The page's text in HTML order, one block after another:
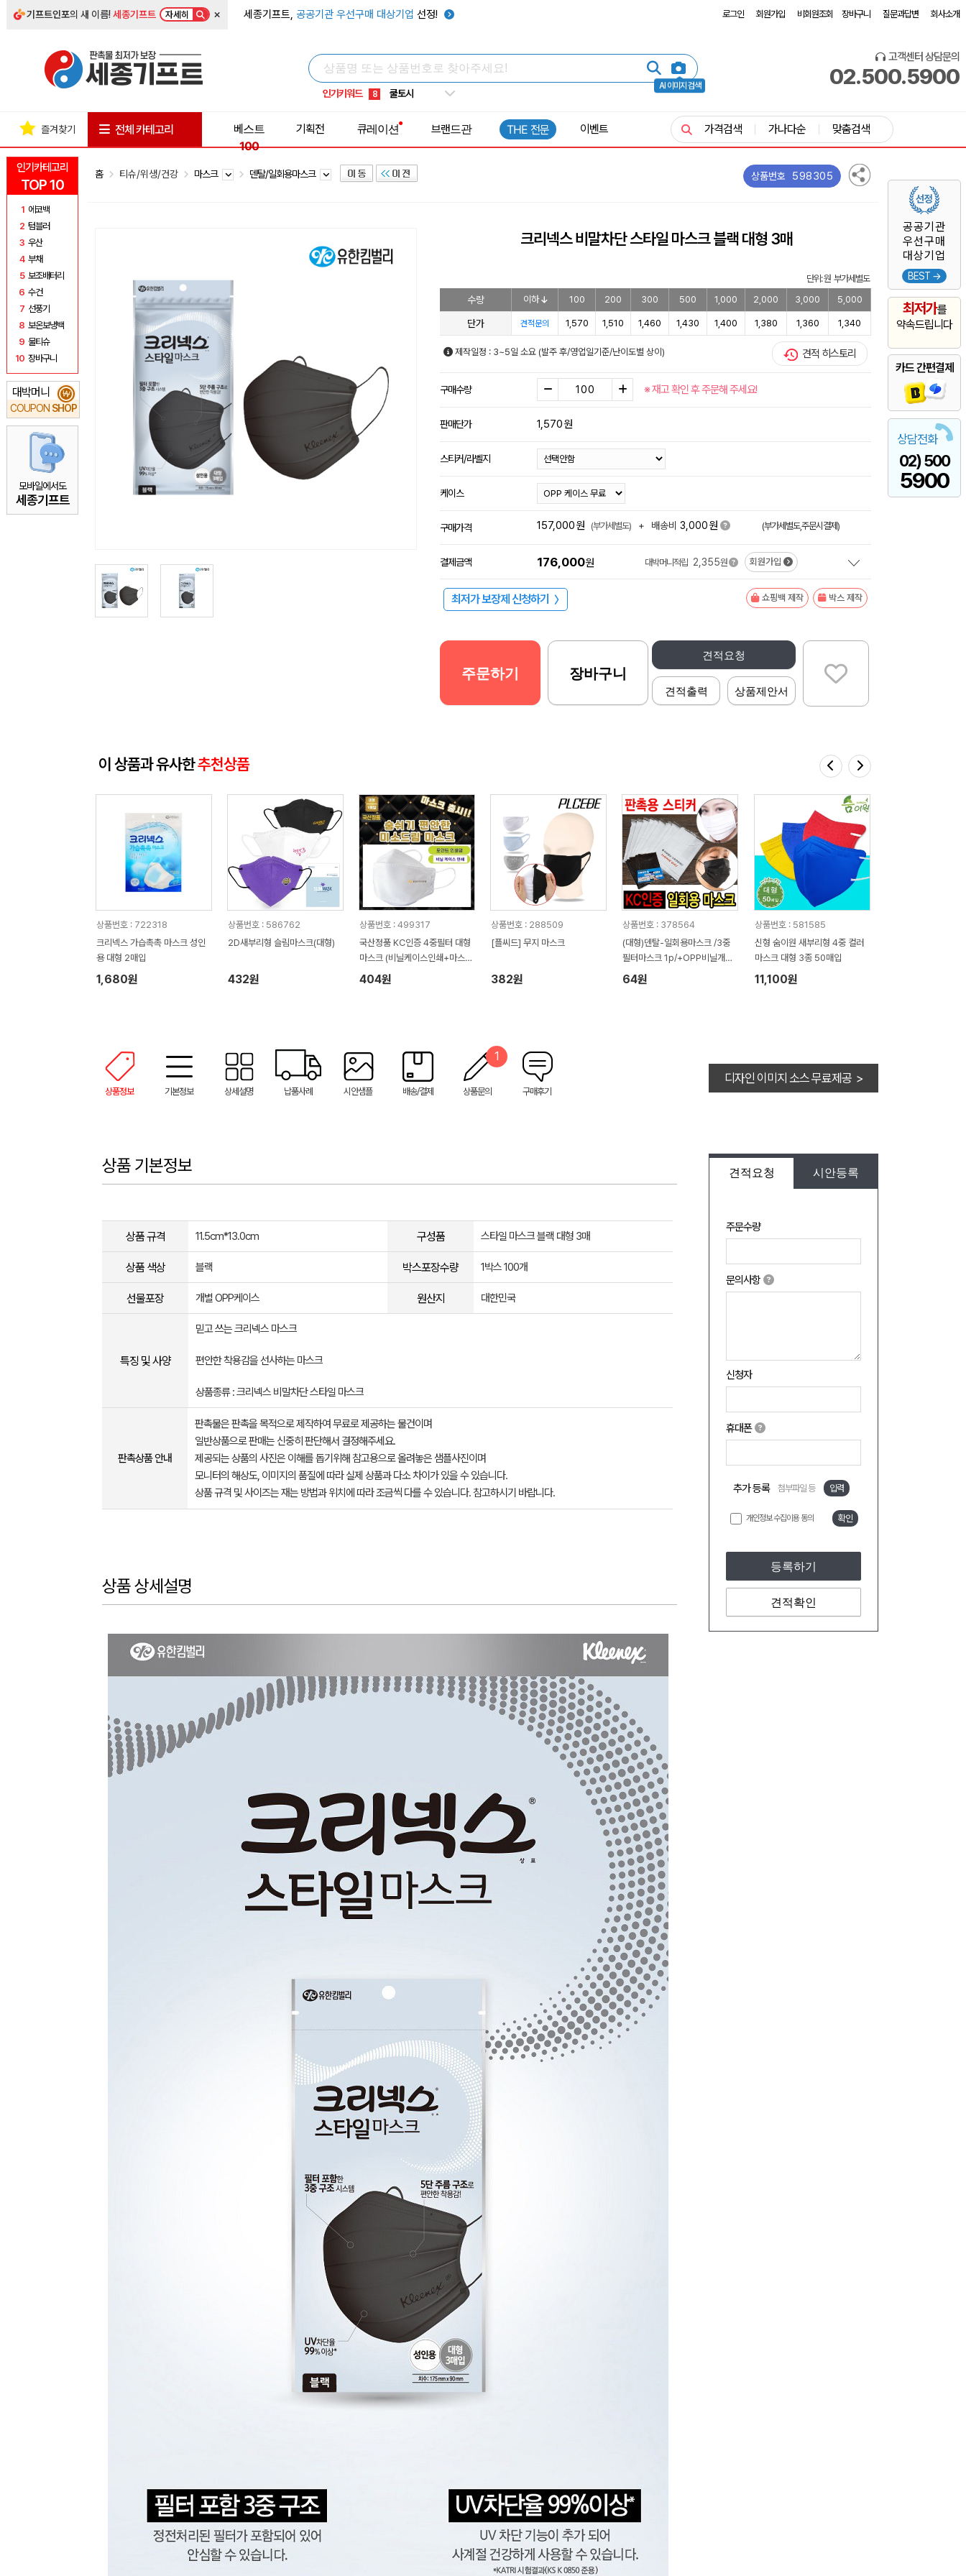
기프트인포의 새 이름!세종기프트 자세히 × 세종기프트, 공공기관 우선구매 대상기업 선정! 로그인 회원가입 비회원조회 장바구니 질문과답변 회사소개
AI 이미지 검색
인기키워드
5 키캡
8 쿨토시
9 넥쿨러
1 선풍기
고객센터 상담문의
02.500.5900
인기카테고리
TOP 10
1 에코백
2 텀블러
3 우산
4 부채
5 보조배터리
6 수건
7 선풍기
8 보온보냉백
9 물티슈
10 장바구니
대박머니
COUPON SHOP
₩
모바일에서도
세종기프트
공공기관
우선구매
대상기업
BEST →
최저가를
약속드립니다
카드 간편결제
상담전화
02) 500
5900
즐겨찾기 전체 카테고리
베스트
100
기획전 큐레이션 브랜드관 THE 전문 이벤트 가격검색 가나다순 맞춤검색
홈 티슈/위생/건강 마스크 덴탈/일회용마스크 상품번호 598305
크리넥스 비말차단 스타일 마스크 블랙 대형 3매
단위: 원 부가세별도
수량 이하 100 200 300 500 1,000 2,000 3,000 5,000
단가 견적문의 1,570 1,510 1,460 1,430 1,400 1,380 1,360 1,340
제작일정 : 3~5일 소요 (발주 후/영업일기준/난이도별 상이) 견적 히스토리
구매수량 ※ 재고 확인 후 주문해 주세요!
판매단가 1,570원
스티커/라벨지
케이스
구매가격 157,000원 (부가세별도) + 배송비 3,000원 (부가세별도,주문시결제)
결제금액 176,000원 대박머니적립 2,355원 회원가입
최저가 보장제 신청하기 〉 쇼핑백 제작 박스 제작
견적요청
견적출력 상품제안서
주문하기 장바구니
이 상품과 유사한추천상품
상품번호 : 722318
크리넥스 가습촉촉 마스크 성인
용 대형 2매입
1,680원
상품번호 : 586762
2D새부리형 슬림마스크(대형)
432원
상품번호 : 499317
국산정품 KC인증 4중필터 대형
마스크 (비닐케이스인쇄+마스크
인쇄)
404원
상품번호 : 288509
[플씨드] 무지 마스크
382원
상품번호 : 378564
(대형)덴탈-일회용마스크 /3중
필터마스크 1p/+OPP비닐개별
포장
64원
상품번호 : 581585
신형 숨이원 새부리형 4중 컬러
마스크 대형 3종 50매입
11,100원
상품정보 기본정보 상세설명 납품사례 시안샘플 배송/결제 상품문의
1
구매후기
디자인 이미지 소스 무료제공 >
견적요청 시안등록
주문수량
문의사항
신청자
휴대폰
추가 등록 첨부파일 등 입력
개인정보 수집이용 동의 확인
등록하기
견적확인
상품 기본정보
상품 규격 11.5cm*13.0cm 구성품 스타일 마스크 블랙 대형 3매
상품 색상 블랙 박스포장수량 1박스 100개
선물포장 개별 OPP케이스 원산지 대한민국
특징 및 사양
믿고 쓰는 크리넥스 마스크
편안한 착용감을 선사하는 마스크
상품종류 : 크리넥스 비말차단 스타일 마스크
판촉상품 안내
판촉물은 판촉을 목적으로 제작하여 무료로 제공하는 물건이며
일반상품으로 판매는 신중히 판단해서 결정해주세요.
제공되는 상품의 사진은 이해를 돕기위해 참고용으로 올려놓은 샘플사진이며
모니터의 해상도, 이미지의 품질에 따라 실제 상품과 다소 차이가 있을 수 있습니다.
상품 규격 및 사이즈는 재는 방법과 위치에 따라 조금씩 다를 수 있습니다. 참고하시기 바랍니다.
상품 상세설명